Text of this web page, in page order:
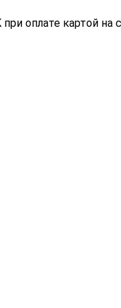
оплате картой на